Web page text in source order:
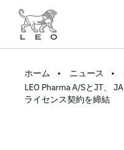
ホーム ニュース
LEO Pharma A/SとJT、
ライセンス契約を締結